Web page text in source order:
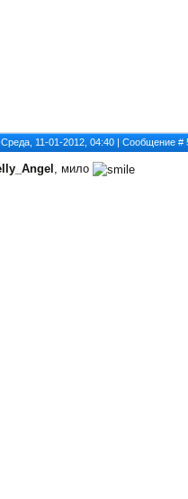
Среда, 11-01-2012, 04:40 | Сообщение #
, мило